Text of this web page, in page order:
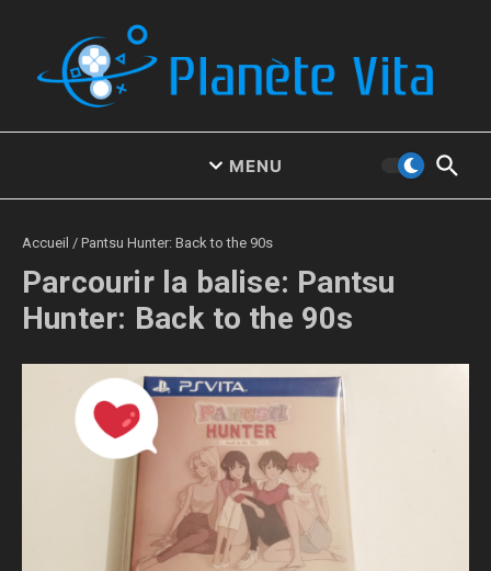
MENU
Accueil / Pantsu Hunter: Back to the 90s
Parcourir la balise: Pantsu
Hunter: Back to the 90s